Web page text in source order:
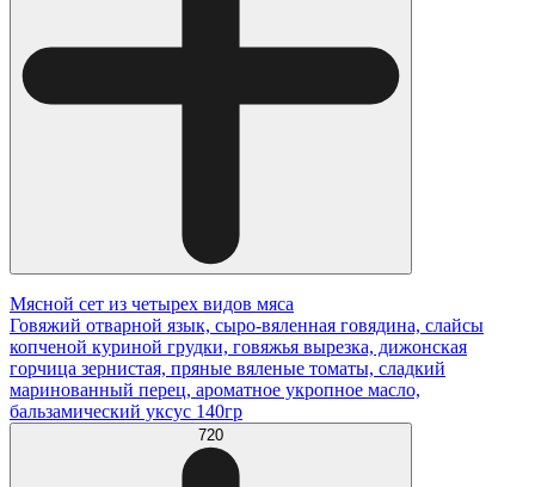
Мясной сет из четырех видов мяса
Говяжий отварной язык, сыро-вяленная говядина, слайсы
копченой куриной грудки, говяжья вырезка, дижонская
горчица зернистая, пряные вяленые томаты, сладкий
маринованный перец, ароматное укропное масло,
бальзамический уксус 140гр
720